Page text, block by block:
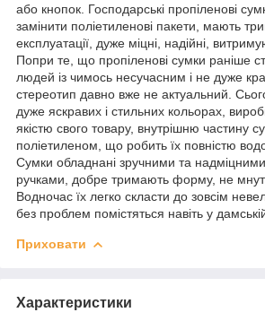
або кнопок. Господарські пропіленові
замінити поліетиленові пакети, мають
експлуатації, дуже міцні, надійні,
Попри те, що пропіленові сумки раніше
людей із чимось несучасним і не дуже
стереотип давно вже не актуальний.
дуже яскравих і стильних кольорах,
якістю свого товару, внутрішню частину
поліетиленом, що робить їх повністю
Сумки обладнані зручними та
ручками, добре тримають форму, не
Водночас їх легко скласти до зовсім
без проблем помістяться навіть у
Приховати
Характеристики